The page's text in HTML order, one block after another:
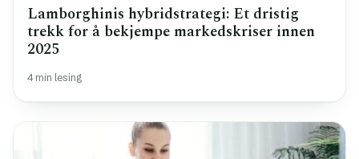
Lamborghinis hybridstrategi: Et dristig
trekk for å bekjempe markedskriser innen
2025
4 min lesing